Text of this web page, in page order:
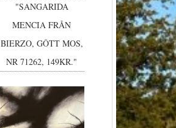
"SANGARIDA
MENCIA FRÅN
BIERZO, GÔTT MOS,
NR 71262, 149KR."